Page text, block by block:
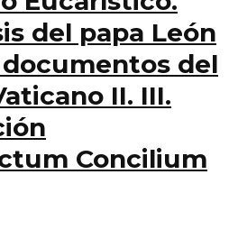
del papa León
del
II. III.
Concilium